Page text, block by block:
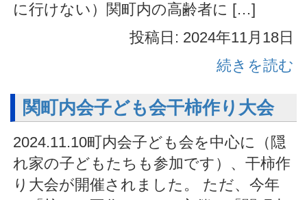
に行けない）関町内の高齢者に […]
投稿日: 2024年11月18日
続きを読む
関町内会子ども会干柿作り大会
2024.11.10町内会子ども会を中心に（隠
れ家の子どもたちも参加です）、干柿作
り大会が開催されました。 ただ、今年